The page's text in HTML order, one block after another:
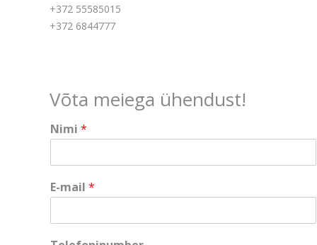
+372 55585015
+372 6844777
Võta meiega ühendust!
Nimi *
E-mail *
*